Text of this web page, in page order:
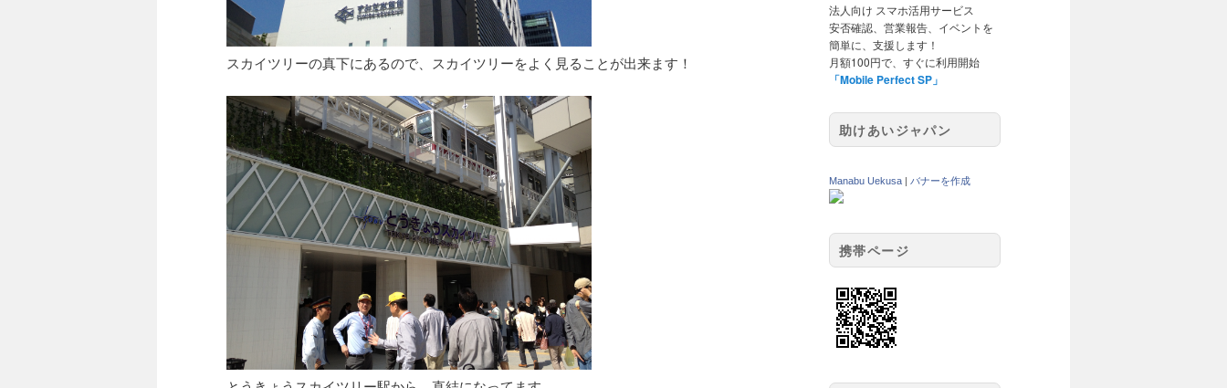
スカイツリーの真下にあるので、スカイツリーをよく見ることが出来ます！
法人向け スマホ活用サービス
安否確認、営業報告、イベントを
簡単に、支援します！
月額100円で、すぐに利用開始
「Mobile Perfect SP」
助けあいジャパン
Manabu Uekusa バナーを作成
携帯ページ